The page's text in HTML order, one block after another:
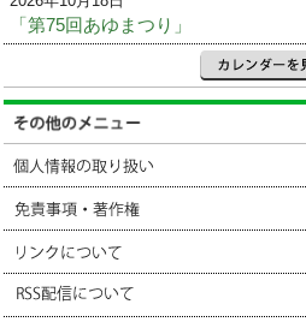
「第75回あゆまつり」